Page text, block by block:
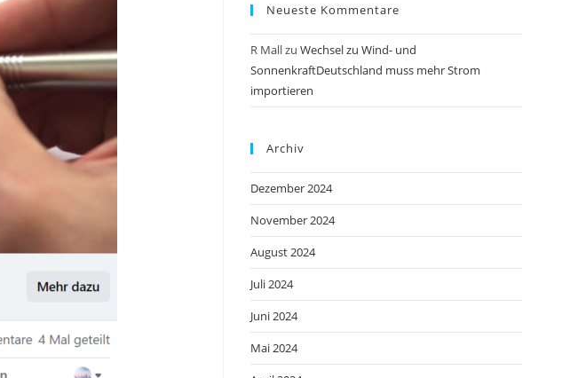
Neueste Kommentare
R Mallzu Wechsel zu Wind- und
SonnenkraftDeutschland muss mehr Strom
importieren
Archiv
Dezember 2024
November 2024
August 2024
Juli 2024
Juni 2024
Mai 2024